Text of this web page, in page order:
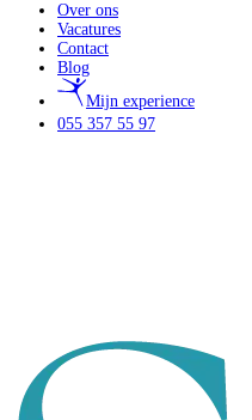
Over ons
Vacatures
Contact
Blog
Mijn experience
055 357 55 97